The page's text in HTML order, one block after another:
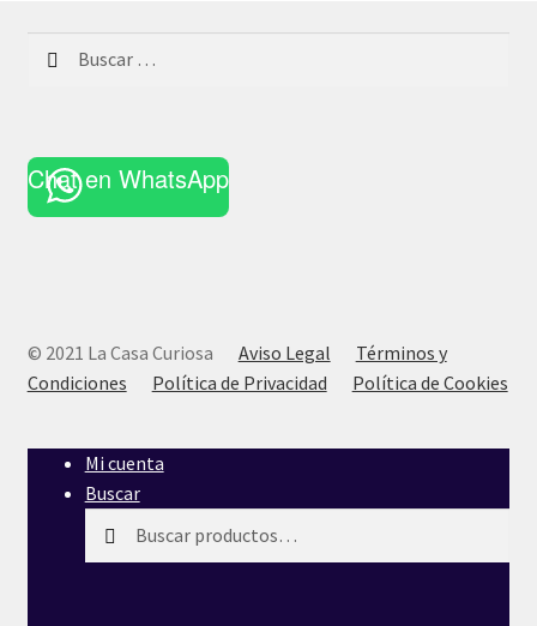
Chat en WhatsApp
© 2021 La Casa Curiosa Aviso Legal
Términos y
Condiciones
Política de Privacidad Política de Cookies
Mi cuenta
Buscar